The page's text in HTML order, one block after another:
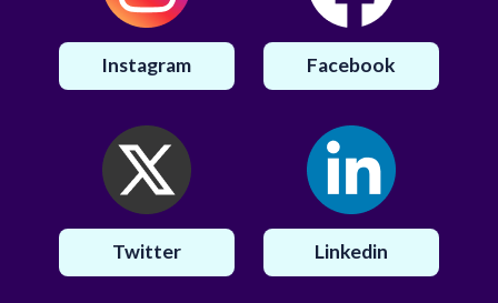
Instagram Facebook
Twitter Linkedin